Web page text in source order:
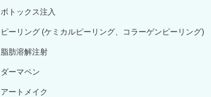
ボトックス注入
ピーリング (ケミカルピーリング、コラーゲンピーリング)
脂肪溶解注射
ダーマペン
アートメイク